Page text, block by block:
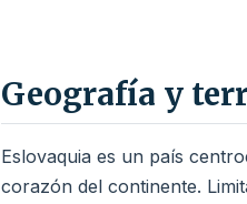
Geografía y
Eslovaquia es un país
corazón del continente.